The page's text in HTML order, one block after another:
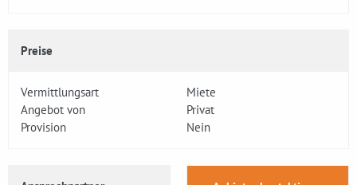
Preise
Vermittlungsart
Miete
Angebot von
Privat
Provision
Nein